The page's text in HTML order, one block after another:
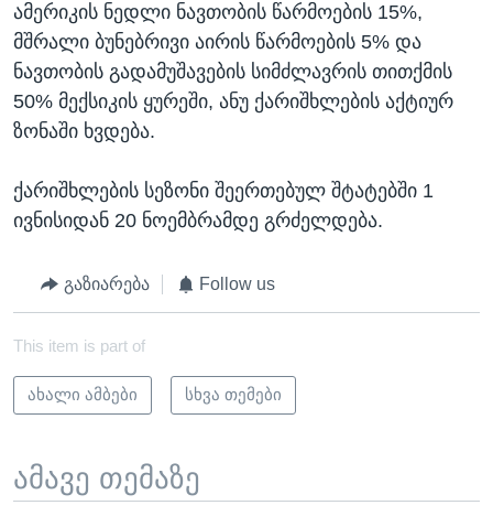
ამერიკის ნედლი ნავთობის წარმოების 15%,
მშრალი ბუნებრივი აირის წარმოების 5% და
ნავთობის გადამუშავების სიმძლავრის თითქმის
50% მექსიკის ყურეში, ანუ ქარიშხლების აქტიურ
ზონაში ხვდება.
ქარიშხლების სეზონი შეერთებულ შტატებში 1
ივნისიდან 20 ნოემბრამდე გრძელდება.
გაზიარება Follow us
This item is part of
ახალი ამბები სხვა თემები
ამავე თემაზე